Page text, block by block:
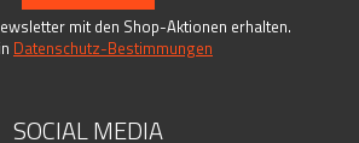
mit den Shop-Aktionen erhalten.
Datenschutz-Bestimmungen
SOCIAL MEDIA